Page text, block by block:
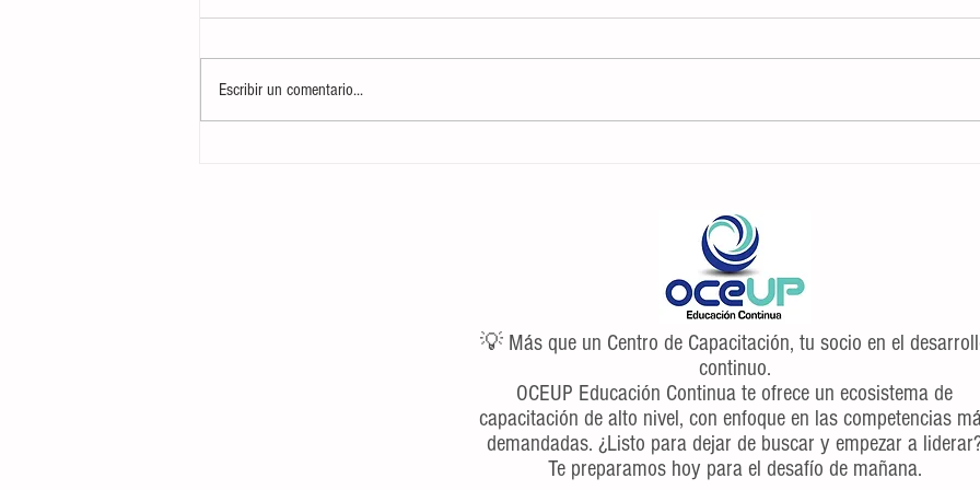
Escribir un comentario...
💡 Más que un Centro de Capacitación, tu socio en el
continuo.
OCEUP Educación Continua te ofrece un ecosistema de
capacitación de alto nivel, con enfoque en las competencias
demandadas. ¿Listo para dejar de buscar y empezar a
Te preparamos hoy para el desafío de mañana.